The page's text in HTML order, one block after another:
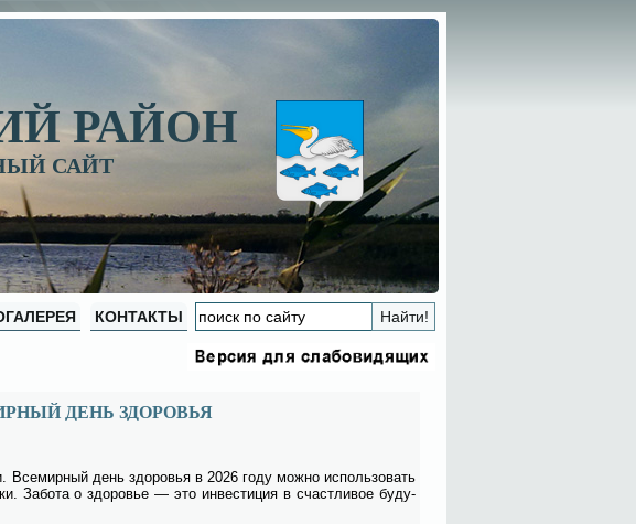
РАЙОН
САЙТ
КОНТАКТЫ
ДЕНЬ ЗДОРОВЬЯ
день здо­ро­вья в 2026 го­ду мож­но ис­поль­зо­вать
За­бо­та о здо­ро­вье — это ин­ве­сти­ция в счаст­ли­вое бу­ду­